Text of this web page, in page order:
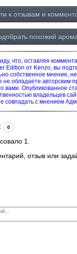
к отзывам и
похожий
что, оставляя
Edition от Kenzo, вы
собственное мнение,
не обладаете авторским
вами. Опубликованное
владельцев
совпадать с мнением
: 0
1
отзыв или